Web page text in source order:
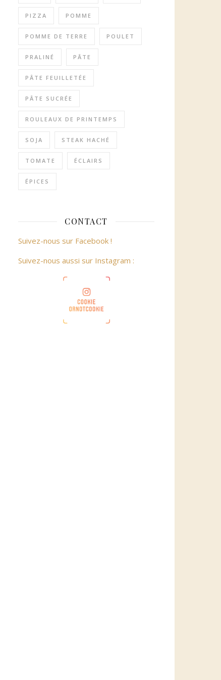
PIZZA POMME
POMME DE TERRE POULET
PRALINÉ PÂTE
PÂTE FEUILLETÉE
PÂTE SUCRÉE
ROULEAUX DE PRINTEMPS
SOJA STEAK HACHÉ
TOMATE ÉCLAIRS
ÉPICES
CONTACT
Suivez-nous sur Facebook !
Suivez-nous aussi sur Instagram :